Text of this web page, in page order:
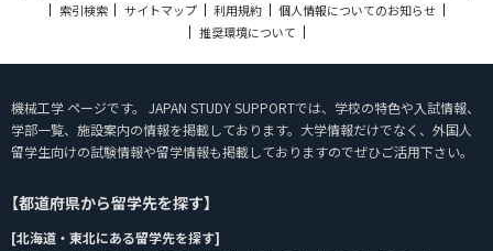
索引検索
サイトマップ 利用規約
個人情報についてのお知らせ
推奨環境について
機械工学 ページです。 JAPAN STUDY SUPPORTでは、学校の特色や入試情報、
学部一覧、施設案内の情報を掲載しております。大学情報だけでなく、外国人
留学生向けの試験情報や留学情報も掲載しておりますのでぜひご活用下さい。
【都道府県から留学先を探す】
[北海道・東北にある留学先を探す]